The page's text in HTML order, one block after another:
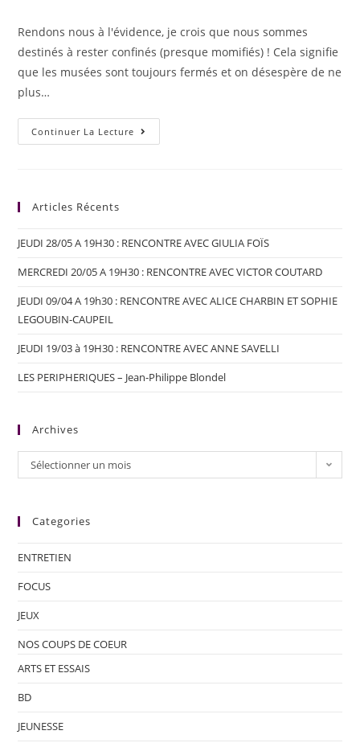
Rendons nous à l'évidence, je crois que nous sommes
destinés à rester confinés (presque momifiés) ! Cela signifie
que les musées sont toujours fermés et on désespère de ne
plus…
Continuer La Lecture
Articles Récents
JEUDI 28/05 A 19H30 : RENCONTRE AVEC GIULIA FOÏS
MERCREDI 20/05 A 19H30 : RENCONTRE AVEC VICTOR COUTARD
JEUDI 09/04 A 19h30 : RENCONTRE AVEC ALICE CHARBIN ET SOPHIE
LEGOUBIN-CAUPEIL
JEUDI 19/03 à 19H30 : RENCONTRE AVEC ANNE SAVELLI
LES PERIPHERIQUES – Jean-Philippe Blondel
Archives
Sélectionner un mois
Categories
ENTRETIEN
FOCUS
JEUX
NOS COUPS DE COEUR
ARTS ET ESSAIS
BD
JEUNESSE